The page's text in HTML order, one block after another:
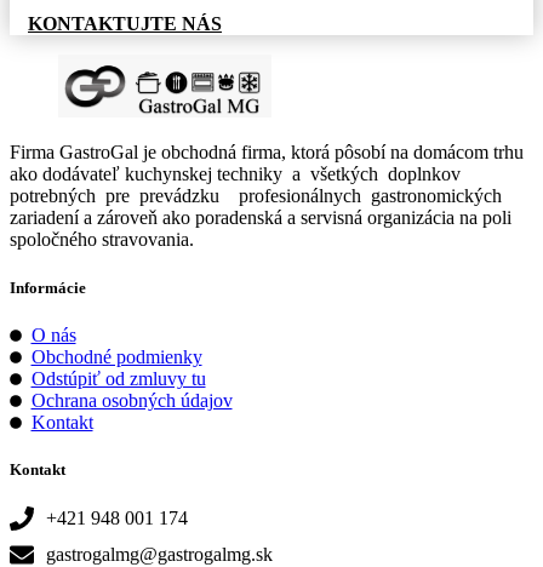
KONTAKTUJTE NÁS
Firma GastroGal je obchodná firma, ktorá pôsobí na domácom trhu
ako dodávateľ kuchynskej techniky a všetkých doplnkov
potrebných pre prevádzku profesionálnych gastronomických
zariadení a zároveň ako poradenská a servisná organizácia na poli
spoločného stravovania.
Informácie
O nás
Obchodné podmienky
Odstúpiť od zmluvy tu
Ochrana osobných údajov
Kontakt
Kontakt
+421 948 001 174
gastrogalmg@gastrogalmg.sk